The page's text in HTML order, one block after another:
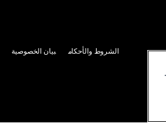
الشروط والأحكام بيان الخصوصية